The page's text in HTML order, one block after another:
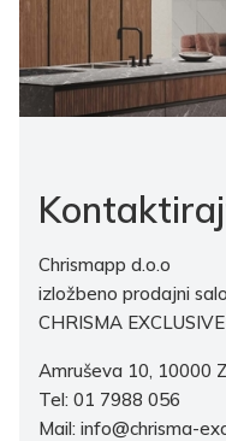
Chrismapp d.o.o
izložbeno prodajni
CHRISMA EXCLUSIVE
Amruševa 10, 10000
Tel: 01 7988 056
Mail: info@chrisma-